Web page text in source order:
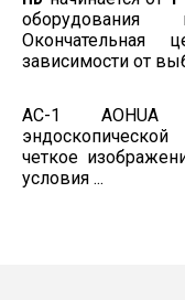
Коляска
Окончательная
зависимости от
AC-1
четкое
условия ...